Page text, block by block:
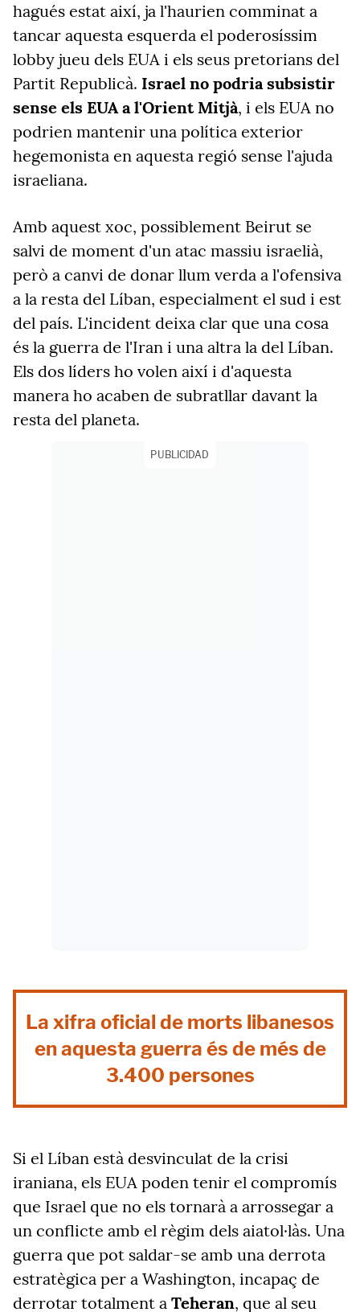
hagués estat així, ja l'haurien comminat a
tancar aquesta esquerda el poderosíssim
lobby jueu dels EUA i els seus pretorians del
Partit Republicà. Israel no podria subsistir
sense els EUA a l'Orient Mitjà, i els EUA no
podrien mantenir una política exterior
hegemonista en aquesta regió sense l'ajuda
israeliana.
Amb aquest xoc, possiblement Beirut se
salvi de moment d'un atac massiu israelià,
però a canvi de donar llum verda a l'ofensiva
a la resta del Líban, especialment el sud i est
del país. L'incident deixa clar que una cosa
és la guerra de l'Iran i una altra la del Líban.
Els dos líders ho volen així i d'aquesta
manera ho acaben de subratllar davant la
resta del planeta.
PUBLICIDAD
La xifra oficial de morts libanesos
en aquesta guerra és de més de
3.400 persones
Si el Líban està desvinculat de la crisi
iraniana, els EUA poden tenir el compromís
que Israel que no els tornarà a arrossegar a
un conflicte amb el règim dels aiatol·làs. Una
guerra que pot saldar-se amb una derrota
estratègica per a Washington, incapaç de
derrotar totalment a Teheran, que al seu